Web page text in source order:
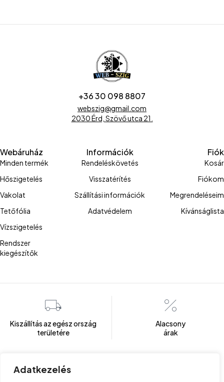
Adatkezelés
+36 30 098 8807
webszig@gmail.com
2030 Érd, Szövő utca 21.
Webáruház
Minden termék
Hőszigetelés
Vakolat
Tetőfólia
Vízszigetelés
Rendszer
kiegészítők
Információk
Rendeléskövetés
Visszatérítés
Szállítási információk
Adatvédelem
Fiók
Kosár
Fiókom
Megrendeléseim
Kívánságlista
Kiszállítás az egész ország
területére
Alacsony
árak